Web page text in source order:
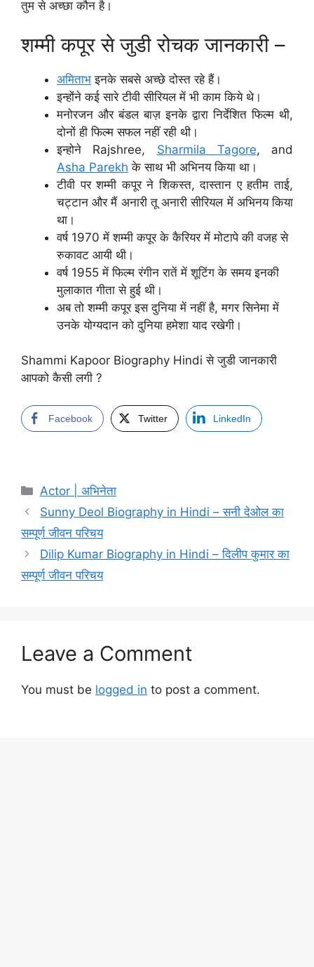
तुम से अच्छा कौन है।
शम्मी कपूर से जुडी रोचक जानकारी –
अमिताभ इनके सबसे अच्छे दोस्त रहे हैं।
इन्होंने कई सारे टीवी सीरियल में भी काम किये थे।
मनोरजन और बंडल बाज़ इनके द्वारा निर्देशित फिल्म थी,
दोनों ही फिल्म सफल नहीं रही थी।
इन्होने Rajshree, Sharmila Tagore, and
Asha Parekh के साथ भी अभिनय किया था।
टीवी पर शम्मी कपूर ने शिकस्त, दास्तान ए हतीम ताई,
चट्टान और मैं अनारी तू अनारी सीरियल में अभिनय किया
था।
वर्ष 1970 में शम्मी कपूर के कैरियर में मोटापे की वजह से
रुकावट आयी थी।
वर्ष 1955 में फिल्म रंगीन रातें में शूटिंग के समय इनकी
मुलाकात गीता से हुई थी।
अब तो शम्मी कपूर इस दुनिया में नहीं है, मगर सिनेमा में
उनके योग्यदान को दुनिया हमेशा याद रखेगी।
Shammi Kapoor Biography Hindi से जुडी जानकारी
आपको कैसी लगी ?
Facebook Twitter LinkedIn
Categories
Actor | अभिनेता
Sunny Deol Biography in Hindi – सनी देओल का
सम्पूर्ण जीवन परिचय
Dilip Kumar Biography in Hindi – दिलीप कुमार का
सम्पूर्ण जीवन परिचय
Leave a Comment
You must be logged in to post a comment.